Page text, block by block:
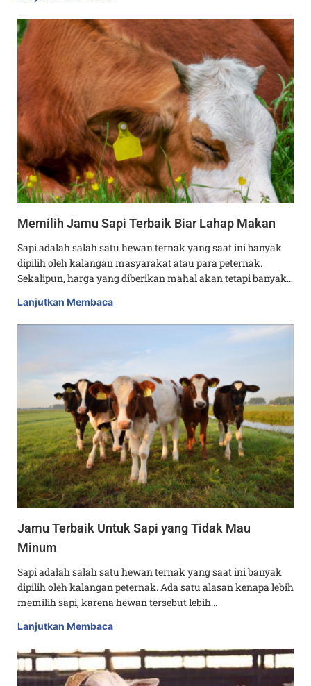
Memilih Jamu Sapi Terbaik Biar Lahap Makan
Sapi adalah salah satu hewan ternak yang saat ini banyak
dipilih oleh kalangan masyarakat atau para peternak.
Sekalipun, harga yang diberikan mahal akan tetapi banyak…
Lanjutkan Membaca
Jamu Terbaik Untuk Sapi yang Tidak Mau
Minum
Sapi adalah salah satu hewan ternak yang saat ini banyak
dipilih oleh kalangan peternak. Ada satu alasan kenapa lebih
memilih sapi, karena hewan tersebut lebih…
Lanjutkan Membaca